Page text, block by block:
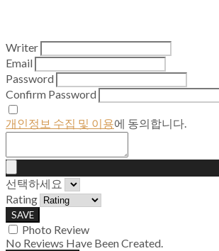
Writer
Email
Password
Confirm Password
개인정보 수집 및 이용에 동의합니다.
선택하세요
Rating
SAVE
Photo Review
No Reviews Have Been Created.